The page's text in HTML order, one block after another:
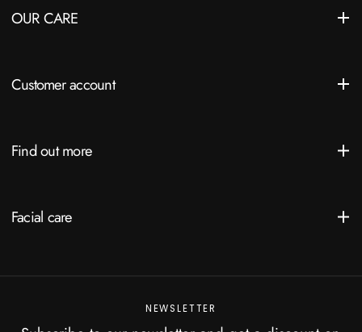
OUR CARE
Customer account
Find out more
Facial care
NEWSLETTER